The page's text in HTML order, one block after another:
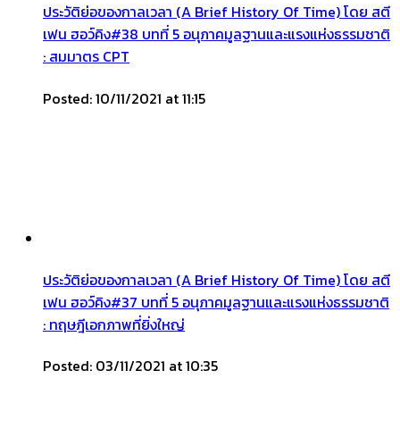
ประวัติย่อของกาลเวลา (A Brief History Of Time) โดย สตี
เฟน ฮอว์คิง#38 บทที่ 5 อนุภาคมูลฐานและแรงแห่งธรรมชาติ
: สมมาตร CPT
Posted: 10/11/2021 at 11:15
ประวัติย่อของกาลเวลา (A Brief History Of Time) โดย สตี
เฟน ฮอว์คิง#37 บทที่ 5 อนุภาคมูลฐานและแรงแห่งธรรมชาติ
: ทฤษฎีเอกภาพที่ยิ่งใหญ่
Posted: 03/11/2021 at 10:35